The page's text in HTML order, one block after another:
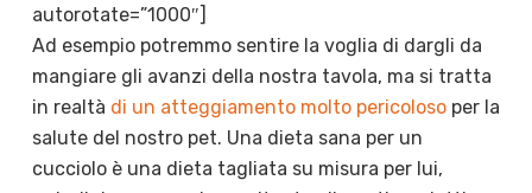
autorotate=”1000″]
Ad esempio potremmo sentire la voglia di dargli da
mangiare gli avanzi della nostra tavola, ma si tratta
in realtà di un atteggiamento molto pericolosoper la
salute del nostro pet. Una dieta sana per un
cucciolo è una dieta tagliata su misura per lui,